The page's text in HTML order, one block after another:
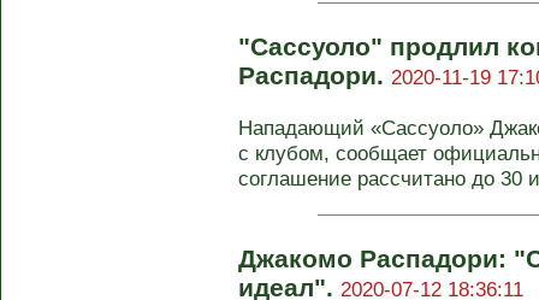
"Сассуоло" продлил
Распадори. 2020-11-19
Нападающий «Сассуоло»
с клубом, сообщает
соглашение рассчитано до 30
Джакомо Распадори:
идеал". 2020-07-12 18:36:11